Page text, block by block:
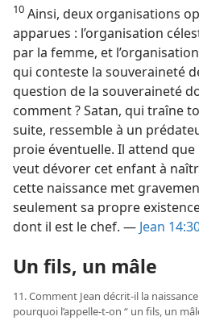
10 Ainsi, deux organisations
apparues : l’organisation
par la femme, et
qui conteste la souveraineté
question de la souveraineté
comment ? Satan, qui traîne
suite, ressemble à un
proie éventuelle. Il attend
veut dévorer cet enfant à
cette naissance met
seulement sa propre
dont il est le chef. — Jean
Un fils, un mâle
11. Comment Jean décrit-​il la
pourquoi l’appelle-​t-​on “ un fils, un